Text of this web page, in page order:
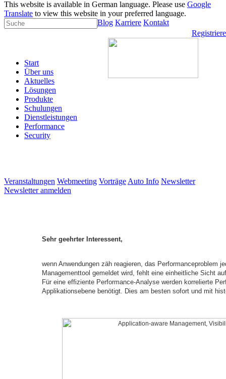
This website is available in German language. Please use Google
Translate to view this website in your preferred language.
Blog Karriere Kontakt
Start
Über uns
Aktuelles
Lösungen
Produkte
Schulungen
Dienstleistungen
Performance
Security
Veranstaltungen Webmeeting Vorträge Auto Info Newsletter
Newsletter anmelden
Sehr geehrter Interessent,
wenn Anwendungen zäh reagieren, das Performanceproblem
Managementtool gemeldet wird, fehlt eine einheitliche Sicht
Für eine effiziente Performance-Analyse werden korrelierte
Applikationsebene benötigt. Dies am besten sofort und mit